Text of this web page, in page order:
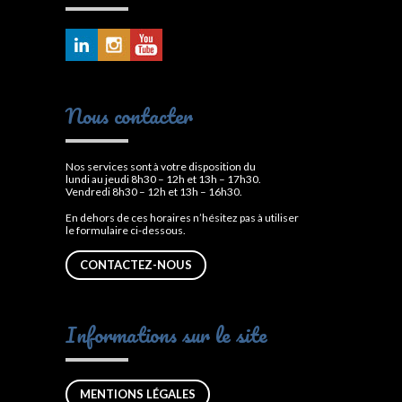
Nous contacter
Nos services sont à votre disposition du
lundi au jeudi 8h30 – 12h et 13h – 17h30.
Vendredi 8h30 – 12h et 13h – 16h30.
En dehors de ces horaires n’hésitez pas à utiliser
le formulaire ci-dessous.
CONTACTEZ-NOUS
Informations sur le site
MENTIONS LÉGALES